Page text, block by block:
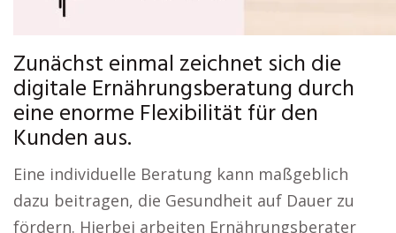
Zunächst einmal zeichnet sich die
digitale Ernährungsberatung durch
eine enorme Flexibilität für den
Kunden aus.
Eine individuelle Beratung kann maßgeblich
dazu beitragen, die Gesundheit auf Dauer zu
fördern. Hierbei arbeiten Ernährungsberater